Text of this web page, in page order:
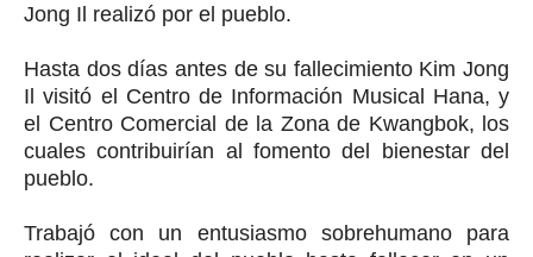
Jong Il realizó por el pueblo.
Hasta dos días antes de su fallecimiento Kim Jong
Il visitó el Centro de Información Musical Hana, y
el Centro Comercial de la Zona de Kwangbok, los
cuales contribuirían al fomento del bienestar del
pueblo.
Trabajó con un entusiasmo sobrehumano para